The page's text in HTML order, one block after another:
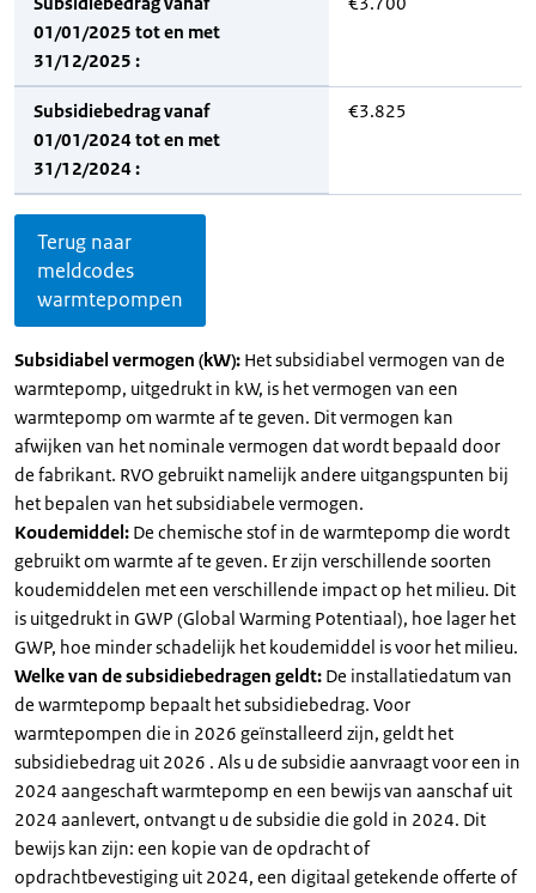
01/01/2025 tot en met
31/12/2025 :
Subsidiebedrag vanaf
01/01/2024 tot en met
31/12/2024 :
€3.825
Terug naar
meldcodes
warmtepompen
Subsidiabel vermogen (kW): Het subsidiabel vermogen van de
warmtepomp, uitgedrukt in kW, is het vermogen van een
warmtepomp om warmte af te geven. Dit vermogen kan
afwijken van het nominale vermogen dat wordt bepaald door
de fabrikant. RVO gebruikt namelijk andere uitgangspunten bij
het bepalen van het subsidiabele vermogen.
Koudemiddel: De chemische stof in de warmtepomp die wordt
gebruikt om warmte af te geven. Er zijn verschillende soorten
koudemiddelen met een verschillende impact op het milieu. Dit
is uitgedrukt in GWP (Global Warming Potentiaal), hoe lager het
GWP, hoe minder schadelijk het koudemiddel is voor het milieu.
Welke van de subsidiebedragen geldt: De installatiedatum van
de warmtepomp bepaalt het subsidiebedrag. Voor
warmtepompen die in 2026 geïnstalleerd zijn, geldt het
subsidiebedrag uit 2026 . Als u de subsidie aanvraagt voor een in
2024 aangeschaft warmtepomp en een bewijs van aanschaf uit
2024 aanlevert, ontvangt u de subsidie die gold in 2024. Dit
bewijs kan zijn: een kopie van de opdracht of
opdrachtbevestiging uit 2024, een digitaal getekende offerte of